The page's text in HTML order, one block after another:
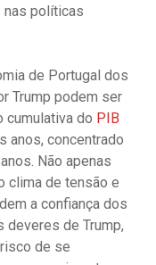
nas políticas
de Portugal dos
Trump podem ser
cumulativa do PIB
anos, concentrado
Não apenas
clima de tensão e
a confiança dos
de Trump,
de se